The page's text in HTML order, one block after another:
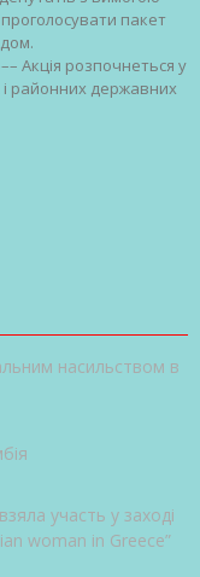
пакет
Акція розпочнеться у
і районних державних
насильством в
участь у заході
woman in Greece”